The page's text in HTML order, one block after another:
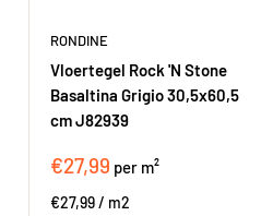
RONDINE
Vloertegel Rock 'N Stone
Basaltina Grigio 30,5x60,5
cm J82939
€27,99 per m²
€27,99/ m2